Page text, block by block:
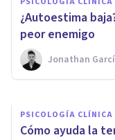
​¿Autoestima
peor enemigo
Jonathan
son sus
hacerla
Ayrton Reyes
PSICOLOGÍA CLÍNICA
Cómo ayuda la